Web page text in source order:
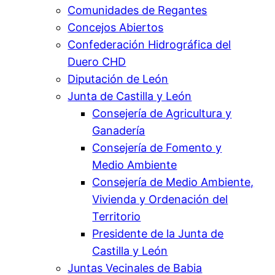
Comunidades de Regantes
Concejos Abiertos
Confederación Hidrográfica del
Duero CHD
Diputación de León
Junta de Castilla y León
Consejería de Agricultura y
Ganadería
Consejería de Fomento y
Medio Ambiente
Consejería de Medio Ambiente,
Vivienda y Ordenación del
Territorio
Presidente de la Junta de
Castilla y León
Juntas Vecinales de Babia